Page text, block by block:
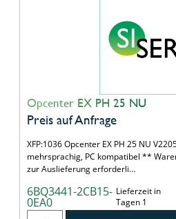
Opcenter EX PH 25 NU
Preis auf Anfrage
XFP:1036 Opcenter EX PH 25 NU
mehrsprachig, PC kompatibel **
zur Auslieferung erforderli…
6BQ3441-2CB15-
0EA0
Lieferzeit in
Tagen 1